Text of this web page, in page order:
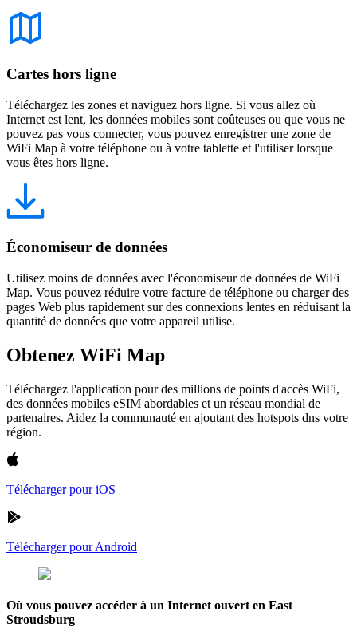
Cartes hors ligne
Téléchargez les zones et naviguez hors ligne. Si vous allez où
Internet est lent, les données mobiles sont coûteuses ou que vous ne
pouvez pas vous connecter, vous pouvez enregistrer une zone de
WiFi Map à votre téléphone ou à votre tablette et l'utiliser lorsque
vous êtes hors ligne.
Économiseur de données
Utilisez moins de données avec l'économiseur de données de WiFi
Map. Vous pouvez réduire votre facture de téléphone ou charger des
pages Web plus rapidement sur des connexions lentes en réduisant la
quantité de données que votre appareil utilise.
Obtenez WiFi Map
Téléchargez l'application pour des millions de points d'accès WiFi,
des données mobiles eSIM abordables et un réseau mondial de
partenaires. Aidez la communauté en ajoutant des hotspots dns votre
région.
Télécharger pour iOS
Télécharger pour Android
Où vous pouvez accéder à un Internet ouvert en East
Stroudsburg